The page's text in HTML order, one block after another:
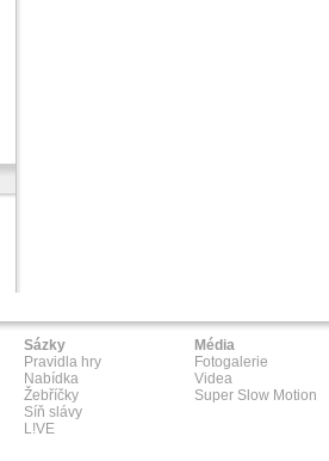
Sázky
Pravidla hry
Nabídka
Žebříčky
Síň slávy
L!VE
Média
Fotogalerie
Videa
Super Slow Motion